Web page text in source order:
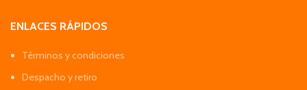
ENLACES RÁPIDOS
Términos y condiciones
Despacho y retiro